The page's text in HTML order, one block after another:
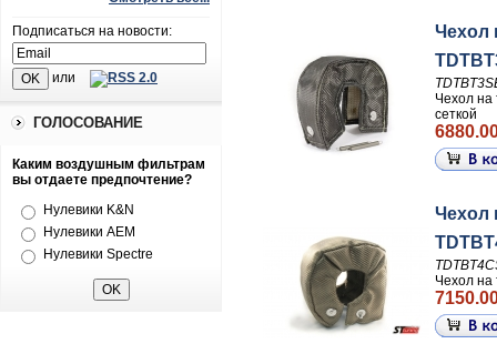
Подписаться на новости:
или
ГОЛОСОВАНИЕ
Каким воздушным фильтрам
вы отдаете предпочтение?
Нулевики K&N
Нулевики AEM
Нулевики Spectre
Чехол
Чехол на
сеткой
Чехол
Чехол на